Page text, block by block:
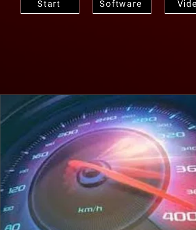
Start Software